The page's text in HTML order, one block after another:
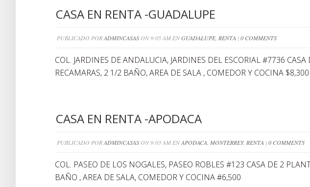
CASA EN RENTA -GUADALUPE
PUBLICADO PORADMINCASAS ON 9:05 AM ENGUADALUPE, RENTA | 0 COMMENTS
COL. JARDINES DE ANDALUCIA, JARDINES DEL ESCORIAL #7736 CASA
RECAMARAS, 2 1/2 BAÑO, AREA DE SALA , COMEDOR Y COCINA $8,300
CASA EN RENTA -APODACA
PUBLICADO PORADMINCASAS ON 9:03 AM ENAPODACA MONTERREY, RENTA | 0 COMMENTS
COL. PASEO DE LOS NOGALES, PASEO ROBLES #123 CASA DE 2
BAÑO , AREA DE SALA, COMEDOR Y COCINA #6,500